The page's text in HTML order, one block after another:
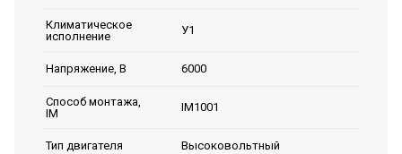
Климатическое
исполнение
У1
Напряжение, В 6000
Способ монтажа,
IM
IM1001
Тип двигателя Высоковольтный